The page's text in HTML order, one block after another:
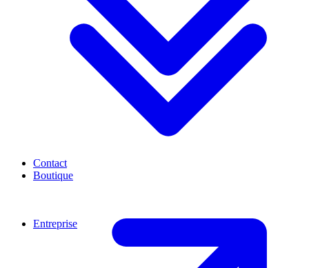
Contact
Boutique
Entreprise